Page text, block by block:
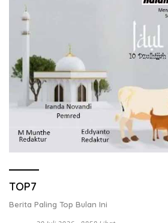
TOP7
Berita Paling Top Bulan Ini